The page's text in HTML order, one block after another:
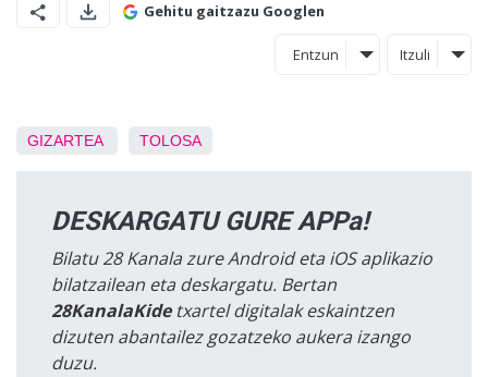
Gehitu gaitzazu Googlen
Entzun Itzuli
GIZARTEA TOLOSA
DESKARGATU GURE APPa!
Bilatu 28 Kanala zure Android eta iOS aplikazio
bilatzailean eta deskargatu. Bertan
28KanalaKidetxartel digitalak eskaintzen
dizuten abantailez gozatzeko aukera izango
duzu.